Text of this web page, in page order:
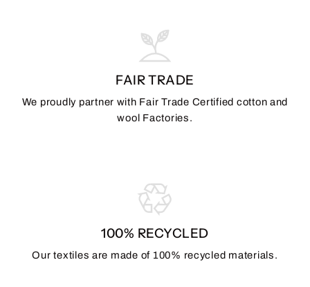
FAIR TRADE
We proudly partner with Fair Trade Certified cotton and
wool Factories.
100% RECYCLED
Our textiles are made of 100% recycled materials.